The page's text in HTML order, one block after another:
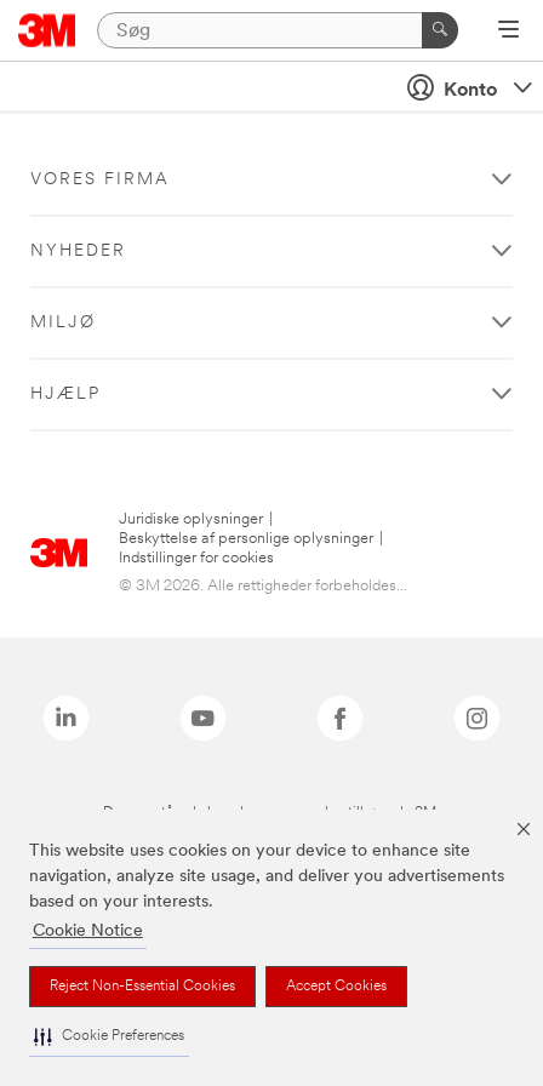
This website uses cookies on your device to enhance site
navigation, analyze site usage, and deliver you advertisements
based on your interests.
Cookie Notice
Reject Non-Essential Cookies Accept Cookies
Cookie Preferences
Konto
VORES FIRMA
NYHEDER
MILJØ
HJÆLP
Juridiske oplysninger
Beskyttelse af personlige oplysninger
Indstillinger for cookies
© 3M 2026. Alle rettigheder forbeholdes...
De ovenstående brands er varemærker tilhørende 3M.